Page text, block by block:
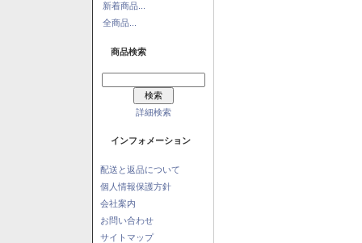
新着商品...
全商品...
商品検索
詳細検索
インフォメーション
配送と返品について
個人情報保護方針
会社案内
お問い合わせ
サイトマップ